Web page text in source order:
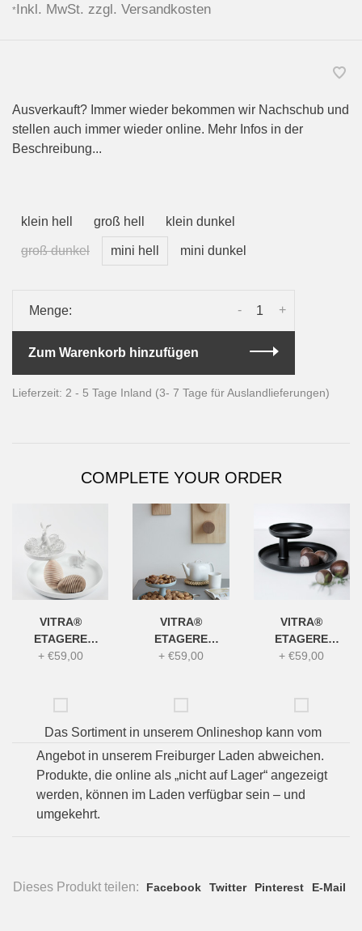
*Inkl. MwSt. zzgl. Versandkosten
Ausverkauft? Immer wieder bekommen wir Nachschub und
stellen auch immer wieder online. Mehr Infos in der
Beschreibung...
klein hell groß hell klein dunkel
groß dunkel mini hell mini dunkel
Menge: +
-
Zum Warenkorb hinzufügen
Lieferzeit: 2 - 5 Tage Inland (3- 7 Tage für Auslandlieferungen)
COMPLETE YOUR ORDER
VITRA®
ETAGERE
"ROTARY TRAY",
+ €59,00
VITRA®
ETAGERE
"ROTARY TRAY",
+ €59,00
VITRA®
ETAGERE
"ROTARY TRAY",
+€59,00
Das Sortiment in unserem Onlineshop kann vom
Angebot in unserem Freiburger Laden abweichen.
Produkte, die online als „nicht auf Lager“ angezeigt
werden, können im Laden verfügbar sein – und
umgekehrt.
Dieses Produkt teilen: Facebook Twitter Pinterest E-Mail